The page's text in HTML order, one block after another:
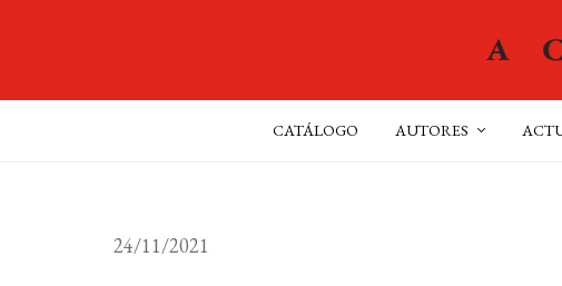
CATÁLOGO AUTORES
24/11/2021